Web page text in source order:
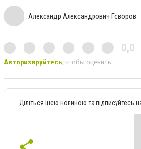
Александр Александрович Говоров
0,0
Авторизируйтесь, чтобы оценить
Діліться цією новиною та підписуйтесь